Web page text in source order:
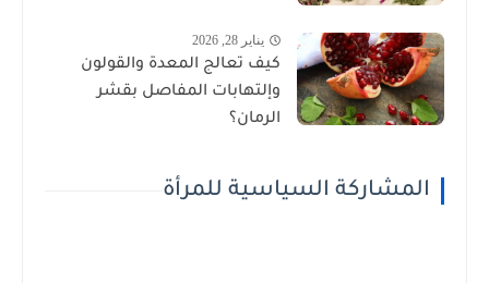
يناير 28, 2026
كيف تعالج المعدة والقولون
وإلتهابات المفاصل بقشر
الرمان؟
المشاركة السياسية للمرأة